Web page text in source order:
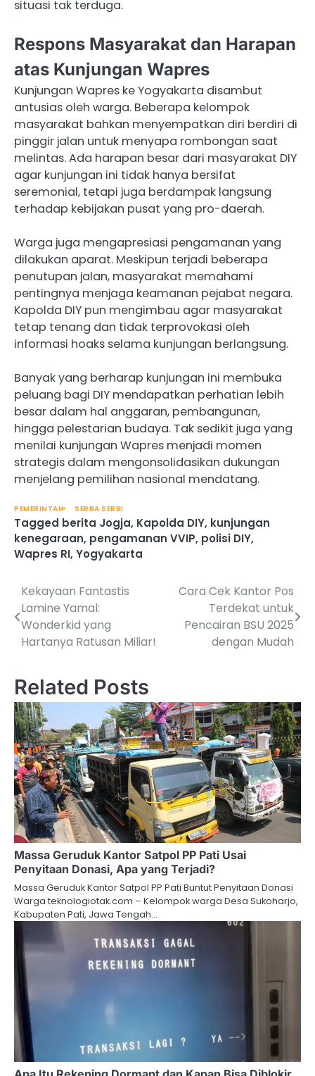
situasi tak terduga.
Respons Masyarakat dan Harapan
atas Kunjungan Wapres
Kunjungan Wapres ke Yogyakarta disambut
antusias oleh warga. Beberapa kelompok
masyarakat bahkan menyempatkan diri berdiri di
pinggir jalan untuk menyapa rombongan saat
melintas. Ada harapan besar dari masyarakat DIY
agar kunjungan ini tidak hanya bersifat
seremonial, tetapi juga berdampak langsung
terhadap kebijakan pusat yang pro-daerah.
Warga juga mengapresiasi pengamanan yang
dilakukan aparat. Meskipun terjadi beberapa
penutupan jalan, masyarakat memahami
pentingnya menjaga keamanan pejabat negara.
Kapolda DIY pun mengimbau agar masyarakat
tetap tenang dan tidak terprovokasi oleh
informasi hoaks selama kunjungan berlangsung.
Banyak yang berharap kunjungan ini membuka
peluang bagi DIY mendapatkan perhatian lebih
besar dalam hal anggaran, pembangunan,
hingga pelestarian budaya. Tak sedikit juga yang
menilai kunjungan Wapres menjadi momen
strategis dalam mengonsolidasikan dukungan
menjelang pemilihan nasional mendatang.
PEMERINTAH SERBA SERBI
Tagged berita Jogja, Kapolda DIY, kunjungan
kenegaraan, pengamanan VVIP, polisi DIY,
Wapres RI, Yogyakarta
Post
navigation
Kekayaan Fantastis
Lamine Yamal:
Wonderkid yang
Hartanya Ratusan Miliar!
Cara Cek Kantor Pos
Terdekat untuk
Pencairan BSU 2025
dengan Mudah
Related Posts
Massa Geruduk Kantor Satpol PP Pati Usai
Penyitaan Donasi, Apa yang Terjadi?
Massa Geruduk Kantor Satpol PP Pati Buntut Penyitaan Donasi
Warga teknologiotak.com – Kelompok warga Desa Sukoharjo,
Kabupaten Pati, Jawa Tengah…